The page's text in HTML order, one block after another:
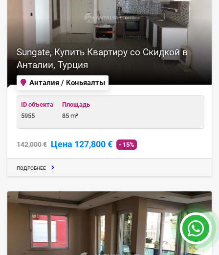
Анталия / Коньяалты
Sungate, Купить Квартиру со Скидкой в
Анталии, Турция
ID объекта
5955
Площадь
85 m²
142,000 € Цена 127,800 € - 15%
ПОДРОБНЕЕ